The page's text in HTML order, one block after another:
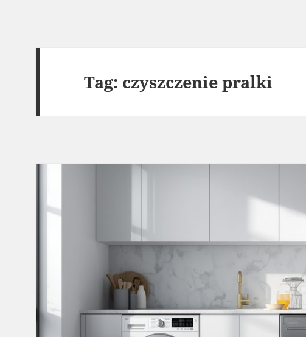
Tag: czyszczenie pralki